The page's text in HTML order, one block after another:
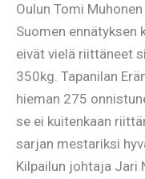
Oulun Tomi
Suomen ennätyksen
eivät vielä riittäneet
350kg. Tapanilan
hieman 275
se ei kuitenkaan
sarjan mestariksi
Kilpailun johtaja Jari